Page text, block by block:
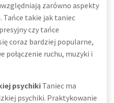
zarówno aspekty
Tańce takie jak taniec
czy tańce
coraz bardziej popularne,
połączenie ruchu, muzyki i
psychiki Taniec ma
psychiki. Praktykowanie